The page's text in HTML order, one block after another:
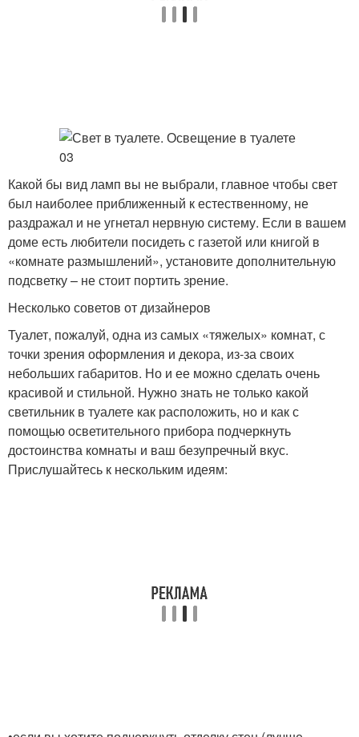
Какой бы вид ламп вы не выбрали, главное чтобы свет
был наиболее приближенный к естественному, не
раздражал и не угнетал нервную систему. Если в вашем
доме есть любители посидеть с газетой или книгой в
«комнате размышлений», установите дополнительную
подсветку – не стоит портить зрение.
Несколько советов от дизайнеров
Туалет, пожалуй, одна из самых «тяжелых» комнат, с
точки зрения оформления и декора, из-за своих
небольших габаритов. Но и ее можно сделать очень
красивой и стильной. Нужно знать не только какой
светильник в туалете как расположить, но и как с
помощью осветительного прибора подчеркнуть
достоинства комнаты и ваш безупречный вкус.
Прислушайтесь к нескольким идеям: